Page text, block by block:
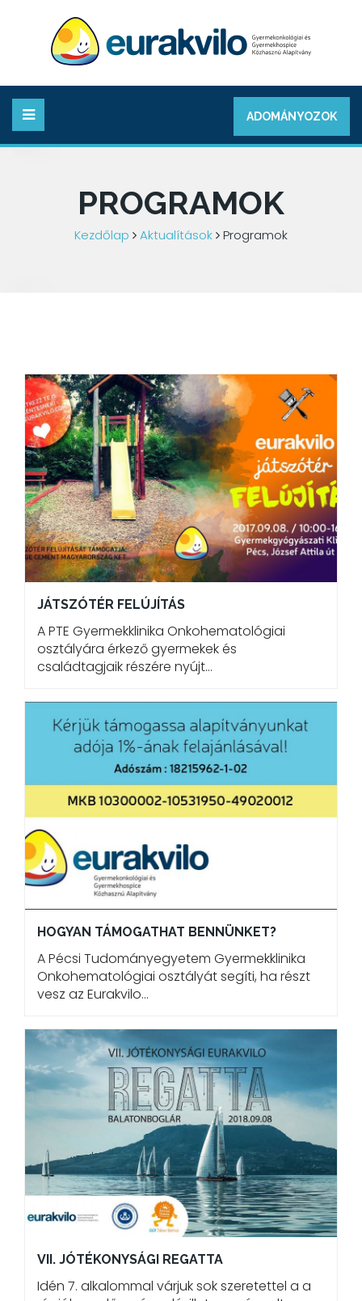
ADOMÁNYOZOK
PROGRAMOK
Kezdőlap Aktualítások Programok
JÁTSZÓTÉR FELÚJÍTÁS
A PTE Gyermekklinika Onkohematológiai
osztályára érkező gyermekek és
családtagjaik részére nyújt…
HOGYAN TÁMOGATHAT BENNÜNKET?
A Pécsi Tudományegyetem Gyermekklinika
Onkohematológiai osztályát segíti, ha részt
vesz az Eurakvilo…
VII. JÓTÉKONYSÁGI REGATTA
Idén 7. alkalommal várjuk sok szeretettel a a